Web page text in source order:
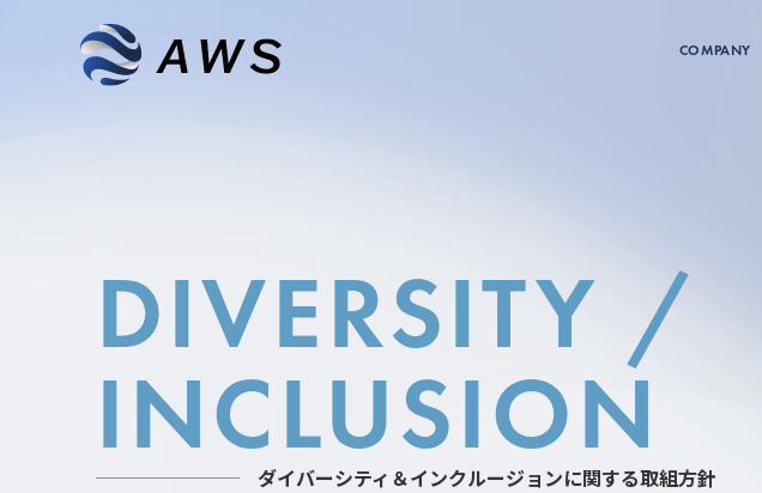
COMPANY
DIVERSITY /
INCLUSION
ダイバーシティ＆インクルージョンに関する取組方針